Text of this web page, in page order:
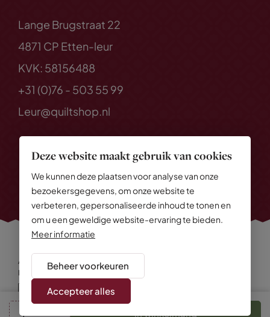
Deze website maakt gebruik van cookies
We kunnen deze plaatsen voor analyse van onze
bezoekersgegevens, om onze website te
verbeteren, gepersonaliseerde inhoud te tonen en
om u een geweldige website-ervaring te bieden.
Meer informatie
Beheer voorkeuren
Accepteer alles
In winkelmand
Lange Brugstraat 22
4871 CP Etten-leur
KVK: 58156488
+31 (0)76 - 503 55 99
Leur@quiltshop.nl
Alle rechten voorbehouden
Privacy Policy
Algemene voorwaarden